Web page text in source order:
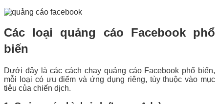
Các loại quảng cáo Facebook phổ
biến
Dưới đây là các cách chạy quảng cáo Facebook phổ biến,
mỗi loại có ưu điểm và ứng dụng riêng, tùy thuộc vào mục
tiêu của chiến dịch.